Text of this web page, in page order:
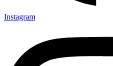
Instagram